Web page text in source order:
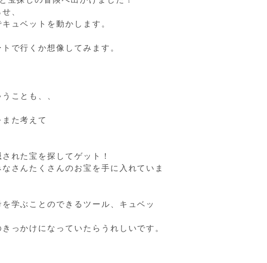
、
ュベットを動かします。
で行くか想像してみます。
ことも、、
た考えて
れた宝を探してゲット！
さんたくさんのお宝を手に入れていま
学ぶことのできるツール、キュベッ
っかけになっていたらうれしいです。